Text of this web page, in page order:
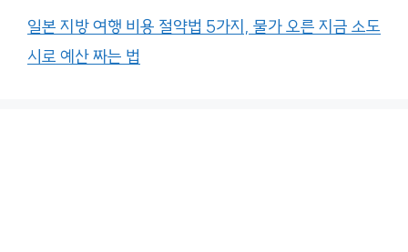
일본 지방 여행 비용 절약법 5가지, 물가 오른 지금 소도
시로 예산 짜는 법